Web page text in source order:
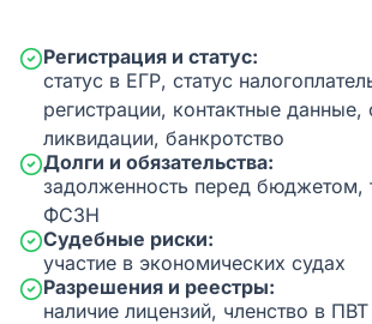
Регистрация и статус:
статус в ЕГР, статус
регистрации, контактные данные,
ликвидации, банкротство
Долги и обязательства:
задолженность перед бюджетом,
ФСЗН
Судебные риски:
участие в экономических судах
Разрешения и реестры:
наличие лицензий, членство в